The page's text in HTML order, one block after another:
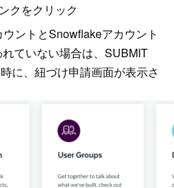
クをクリック
ントとSnowflakeアカウント
ていない場合は、SUBMIT
に、紐づけ申請画面が表示さ